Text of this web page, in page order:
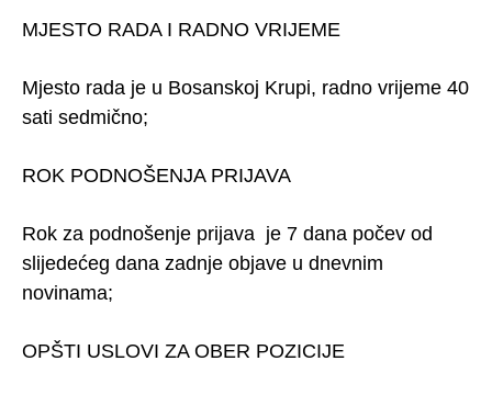
MJESTO RADA I RADNO VRIJEME
Mjesto rada je u Bosanskoj Krupi, radno vrijeme 40
sati sedmično;
ROK PODNOŠENJA PRIJAVA
Rok za podnošenje prijava je 7 dana počev od
slijedećeg dana zadnje objave u dnevnim
novinama;
OPŠTI USLOVI ZA OBER POZICIJE